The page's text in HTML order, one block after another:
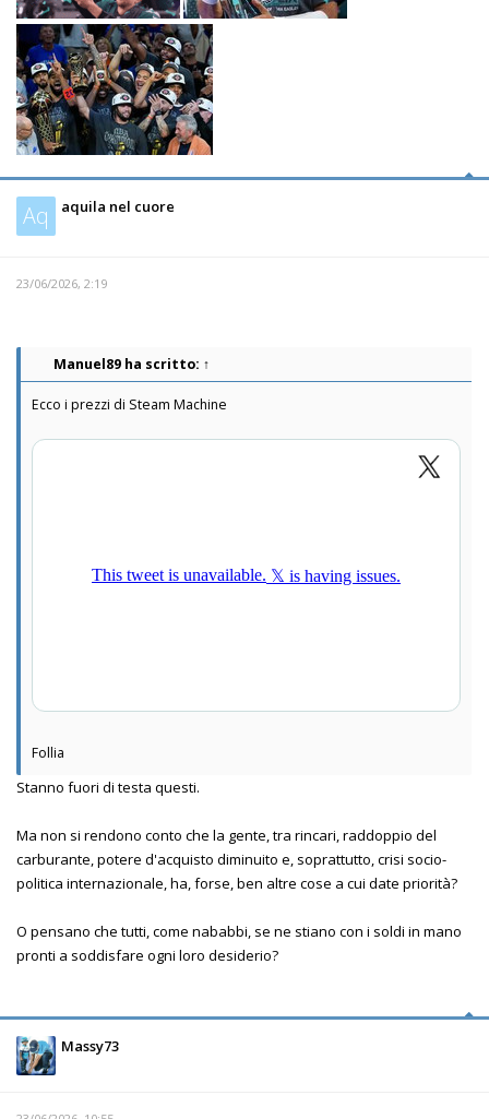
Aq aquila nel cuore
23/06/2026, 2:19
Manuel89 ha scritto: ↑
Ecco i prezzi di Steam Machine
Follia
Stanno fuori di testa questi.
Ma non si rendono conto che la gente, tra rincari, raddoppio del
carburante, potere d'acquisto diminuito e, soprattutto, crisi socio-
politica internazionale, ha, forse, ben altre cose a cui date priorità?
O pensano che tutti, come nababbi, se ne stiano con i soldi in mano
pronti a soddisfare ogni loro desiderio?
Massy73